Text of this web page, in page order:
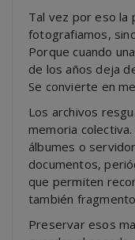
Tal vez por eso la
fotografiamos,
Porque cuando
de los años deja
Se convierte en
Los archivos
memoria
álbumes o
documentos,
que permiten
también
Preservar esos